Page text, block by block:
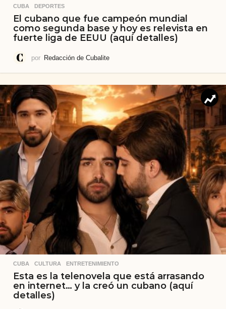
CUBA ,DEPORTES
El cubano que fue campeón mundial
como segunda base y hoy es relevista en
fuerte liga de EEUU (aquí detalles)
por Redacción de Cubalite
CUBA ,CULTURA ,ENTRETENIMIENTO
Esta es la telenovela que está arrasando
en internet… y la creó un cubano (aquí
detalles)